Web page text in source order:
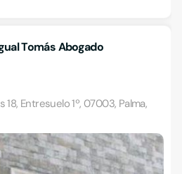
Tomás Abogado
Entresuelo 1º, 07003, Palma,